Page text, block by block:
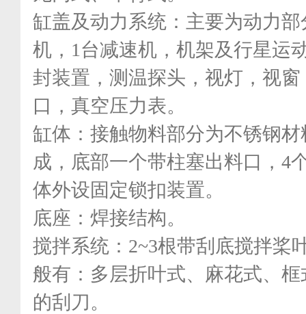
缸盖及动力系统：主要为动力
机，1台减速机，机架及行星运
封装置，测温探头，视灯，视
口，真空压力表。
缸体：接触物料部分为不锈钢
成，底部一个带柱塞出料口，4
体外设固定锁扣装置。
底座：焊接结构。
搅拌系统： 2~3根带刮底搅拌桨
般有：多层折叶式、麻花式、
的刮刀。